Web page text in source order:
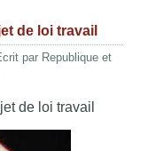
de loi travail
par Republique et
de loi travail